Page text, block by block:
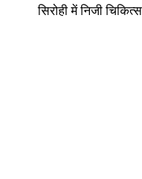
सिरोही में निजी